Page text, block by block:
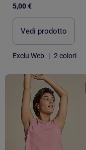
5,00 €
Vedi prodotto
Exclu Web | 2 colori